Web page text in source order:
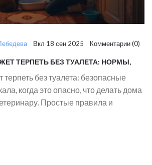
Вкл 18 сен 2025 Комментарии (0)
ТЕРПЕТЬ БЕЗ ТУАЛЕТА: НОРМЫ,
терпеть без туалета: безопасные
когда это опасно, что делать дома
Простые правила и